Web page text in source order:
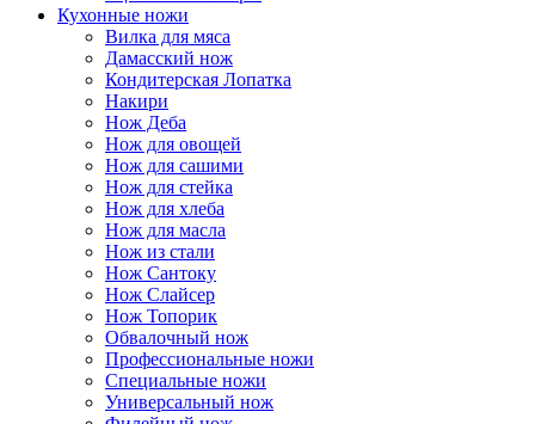
Кухонные ножи
Вилка для мяса
Дамасский нож
Кондитерская Лопатка
Накири
Нож Деба
Нож для овощей
Нож для сашими
Нож для стейка
Нож для хлеба
Нож для масла
Нож из стали
Нож Сантоку
Нож Слайсер
Нож Топорик
Обвалочный нож
Профессиональные ножи
Специальные ножи
Универсальный нож